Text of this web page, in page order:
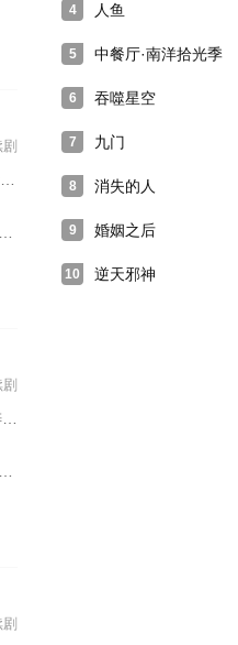
4 人鱼
5 中餐厅·南洋拾光季
6 吞噬星空
7 九门
8 消失的人
9 婚姻之后
10 逆天邪神